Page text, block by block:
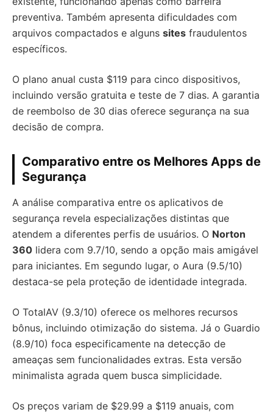
preventiva. Também apresenta dificuldades com
arquivos compactados e alguns sites fraudulentos
específicos.
O plano anual custa $119 para cinco dispositivos,
incluindo versão gratuita e teste de 7 dias. A garantia
de reembolso de 30 dias oferece segurança na sua
decisão de compra.
Comparativo entre os Melhores Apps de
Segurança
A análise comparativa entre os aplicativos de
segurança revela especializações distintas que
atendem a diferentes perfis de usuários. O Norton
360 lidera com 9.7/10, sendo a opção mais amigável
para iniciantes. Em segundo lugar, o Aura (9.5/10)
destaca-se pela proteção de identidade integrada.
O TotalAV (9.3/10) oferece os melhores recursos
bônus, incluindo otimização do sistema. Já o Guardio
(8.9/10) foca especificamente na detecção de
ameaças sem funcionalidades extras. Esta versão
minimalista agrada quem busca simplicidade.
Os preços variam de $29.99 a $119 anuais, com